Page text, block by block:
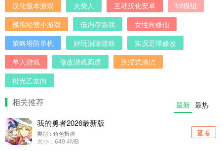
汉化版本游戏
火柴人 互动汉化安卓
fnf模组
模拟经营小游戏
低内存游戏
女性向修仙
策略塔防单机
好玩消除游戏
实况足球修改
单人游戏
修改游戏画质
沉浸式清洁
橙光乙女向
相关推荐 最新 最热
我的勇者2026最新版
类别：角色扮演
大小：649.4MB
查看